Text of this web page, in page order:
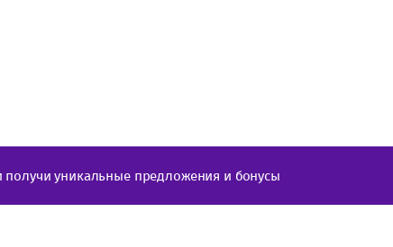
получи уникальные предложения и бонусы